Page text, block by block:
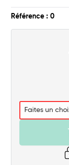
Référence : 0